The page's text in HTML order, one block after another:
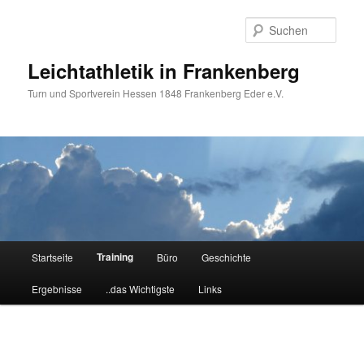
Leichtathletik in Frankenberg
Turn und Sportverein Hessen 1848 Frankenberg Eder e.V.
Startseite Training Büro Geschichte
Ergebnisse ..das Wichtigste Links